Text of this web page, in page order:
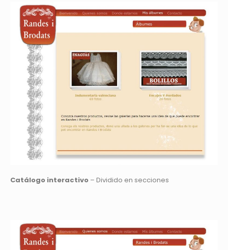
Catálogo interactivo – Dividido en secciones